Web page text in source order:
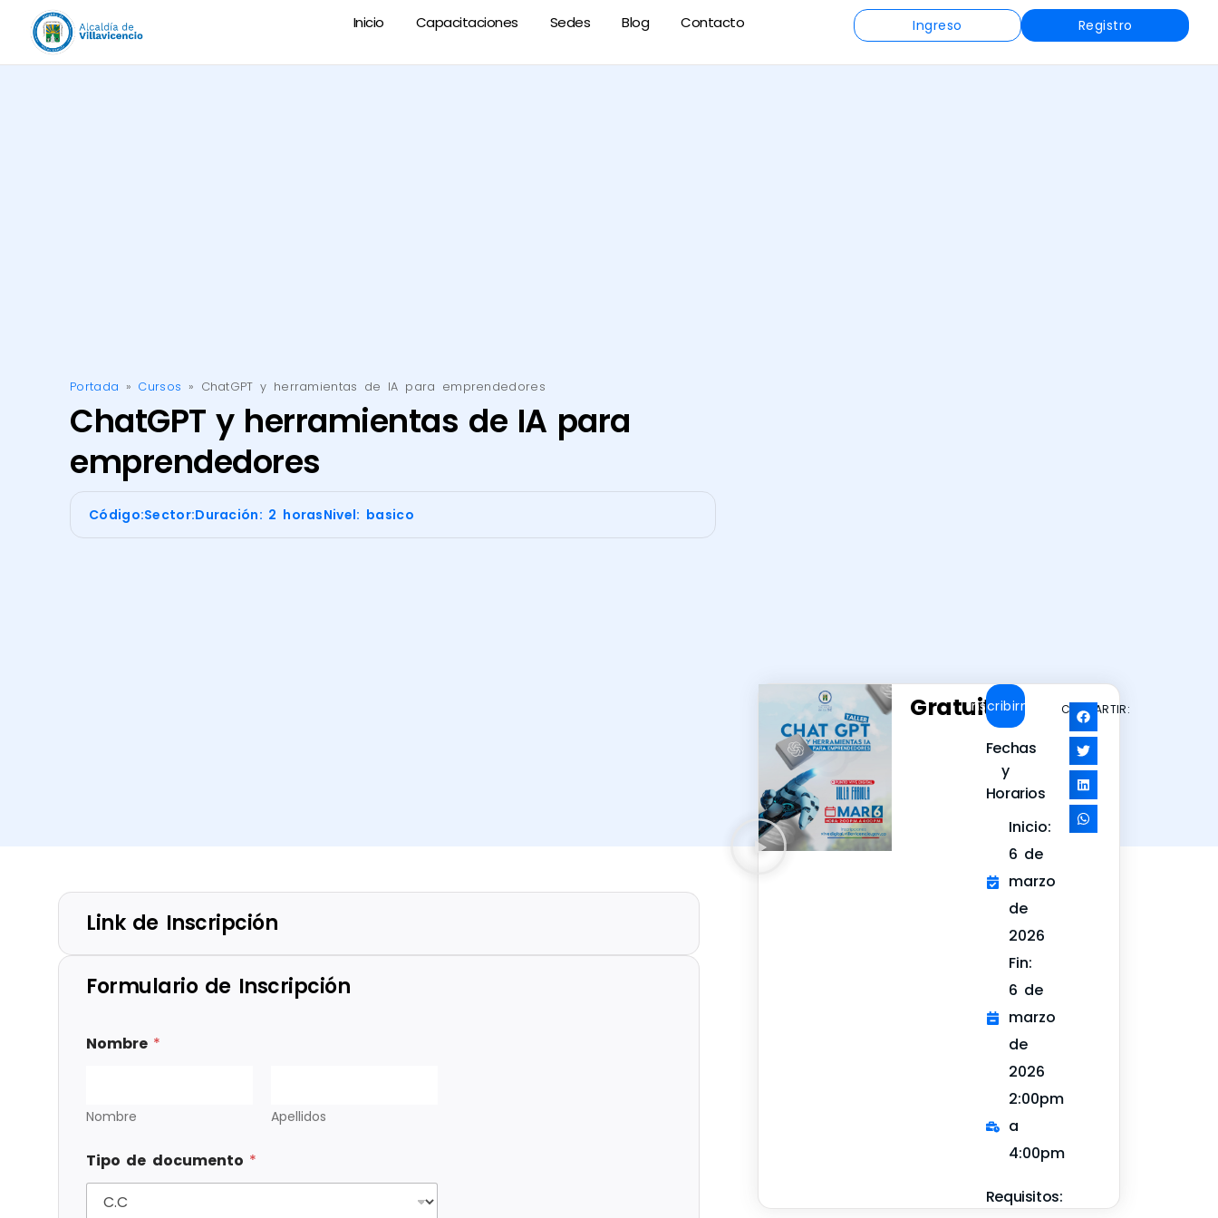
Inicio Capacitaciones Sedes Blog Contacto Ingreso Registro
Portada » Cursos » ChatGPT y herramientas de IA para emprendedores
ChatGPT y herramientas de IA para
emprendedores
Código:Sector:Duración: 2 horasNivel: basico
Link de Inscripción
Formulario de Inscripción
Nombre *
Nombre Apellidos
Tipo de documento *
Gratuito
Inscribirme
Fechas
y
Horarios
Inicio:
6 de
marzo
de
2026
Fin:
6 de
marzo
de
2026
2:00pm
a
4:00pm
Requisitos:
COMPARTIR: